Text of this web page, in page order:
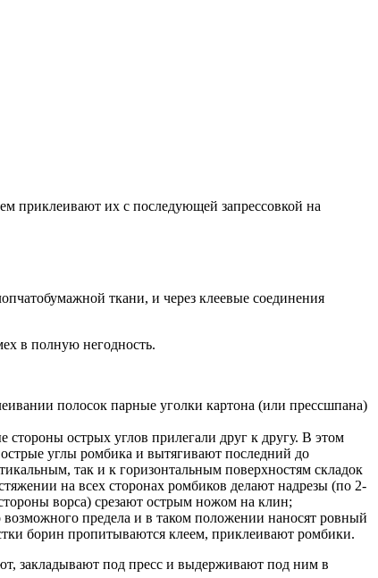
приклеивают их с последующей запрессовкой на
ткани, и через клеевые соединения
в полную негодность.
полосок парные уголки картона (или прессшпана)
острых углов прилегали друг к другу. B этом
углы ромбика и вытягивают последний до
так и к горизонтальным поверхностям складок
на всех сторонах ромбиков делают надрезы (по 2-
ворса) срезают острым ножом на клин;
предела и в таком положении наносят ровный
борин пропитываются клеем, приклеивают ромбики.
закладывают под пресс и выдерживают под ним в